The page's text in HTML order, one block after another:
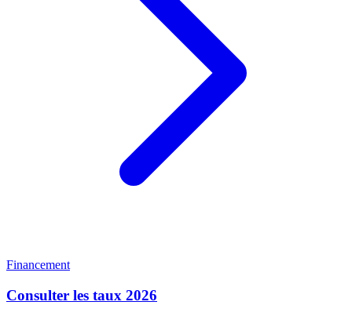
Financement
Consulter les taux 2026